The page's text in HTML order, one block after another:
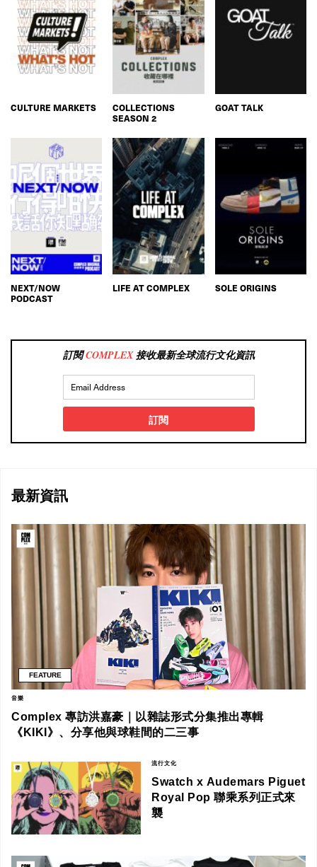
CULTURE MARKETS
COLLECTIONS
SEASON 2
GOAT TALK
NEXT/NOW
PODCAST
LIFE AT COMPLEX SOLE ORIGINS
最新資訊
FEATURE
音樂
Complex 專訪洪嘉豪｜以雜誌形式分集推出專輯
《KIKI》、分享他與球鞋間的二三事
流行文化
Swatch x Audemars Piguet
Royal Pop 聯乘系列正式來
襲
訂閱COMPLEX接收最新全球流行文化資訊
訂閱